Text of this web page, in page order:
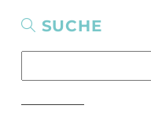
Newsletter Archiv
Spiritualität – eine
SUCHE